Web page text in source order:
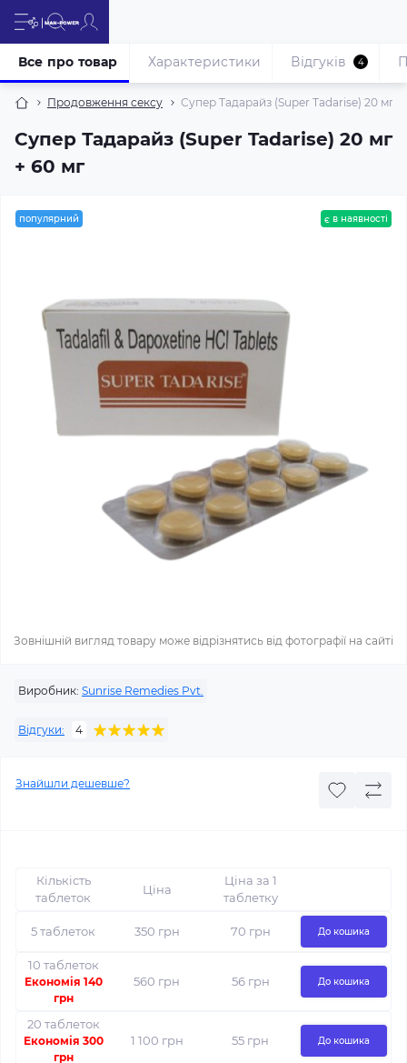
Продовження сексу Супер Тадарайз (Super Tadarise) 20 мг +
Супер Тадарайз (Super Tadarise) 20 мг
+ 60 мг
Все про товар Характеристики Відгуків 4
популярний є в наявності
Зовнішній вигляд товару може відрізнятись від фотографії на сайті
Виробник: Sunrise Remedies Pvt.
Відгуки: 4
Знайшли дешевше?
Кількість
таблеток
Ціна
Ціна за 1
таблетку
5 таблеток 350 грн 70 грн До кошика
10 таблеток
Економія 140
грн
560 грн 56 грн До кошика
20 таблеток
Економія 300
грн
1 100 грн 55 грн До кошика